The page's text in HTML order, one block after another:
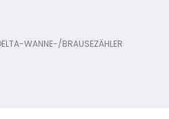
WANNE-/BRAUSEZÄHLER